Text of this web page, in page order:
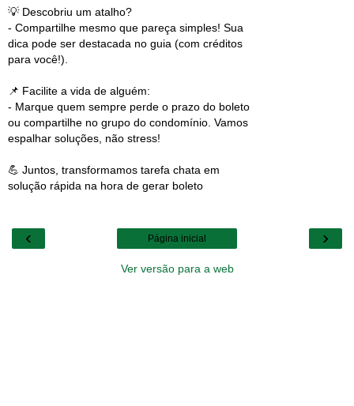
💡 Descobriu um atalho?
- Compartilhe mesmo que pareça simples! Sua
dica pode ser destacada no guia (com créditos
para você!).
📌 Facilite a vida de alguém:
- Marque quem sempre perde o prazo do boleto
ou compartilhe no grupo do condomínio. Vamos
espalhar soluções, não stress!
💪 Juntos, transformamos tarefa chata em
solução rápida na hora de gerar boleto
‹ ›
Página inicial
Ver versão para a web